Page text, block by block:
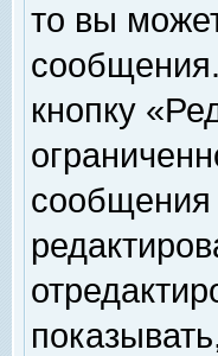
то вы
кнопку
сообщения